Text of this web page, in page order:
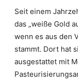
Seit einem
das „weiße Gold
wenn es aus den
stammt. Dort hat
ausgestattet mit